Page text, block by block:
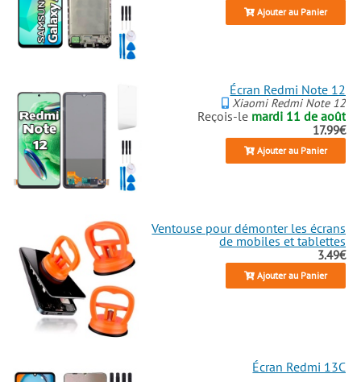
Ajouter au Panier
Écran Redmi Note 12
Xiaomi Redmi Note 12
Reçois-le mardi 11 de août
17.99€
Ajouter au Panier
Ventouse pour démonter les écrans
de mobiles et tablettes
3.49€
Ajouter au Panier
Écran Redmi 13C